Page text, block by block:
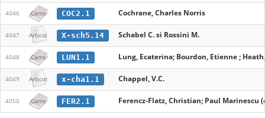
4046 Carte COC2.1 Cochrane, Charles Norris
4047 Articol X-sch5.14 Schabel C. si Rossini M.
4048 Carte LUN1.1 Lung, Ecaterina; Bourdon, Etienne ;
4049 Articol x-cha1.1 Chappel, V.C.
4050 Carte FER2.1 Ferencz-Flatz, Christian; Paul Marinescu